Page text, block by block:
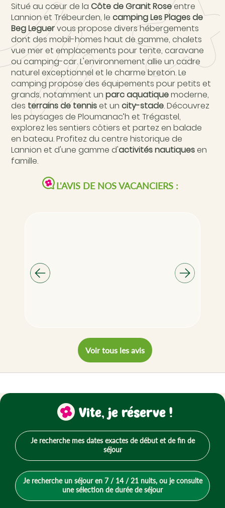
Situé au cœur de la Côte de Granit Roseentre
Lannion et Trébeurden, le camping Les Plages de
Beg Leguervous propose divers hébergements
dont des mobil-homes haut de gamme, chalets
vue mer et emplacements pour tente, caravane
ou camping-car. L'environnement allie un cadre
naturel exceptionnel et le charme breton. Le
camping propose des équipements pour petits et
grands, notamment unparc aquatiquemoderne,
des terrains de tenniset un city-stade. Découvrez
les paysages de Ploumanac’h et Trégastel,
explorez les sentiers côtiers et partez en balade
en bateau. Profitez du centre historique de
Lannion et d'une gamme d'activités nautiquesen
famille.
L'AVIS DE NOS VACANCIERS :
Voir tous les avis
Vite, je réserve !
Je recherche mes dates exactes de début et de fin de
séjour
Je recherche un séjour en 7 / 14 / 21 nuits, ou je consulte
une sélection de durée de séjour